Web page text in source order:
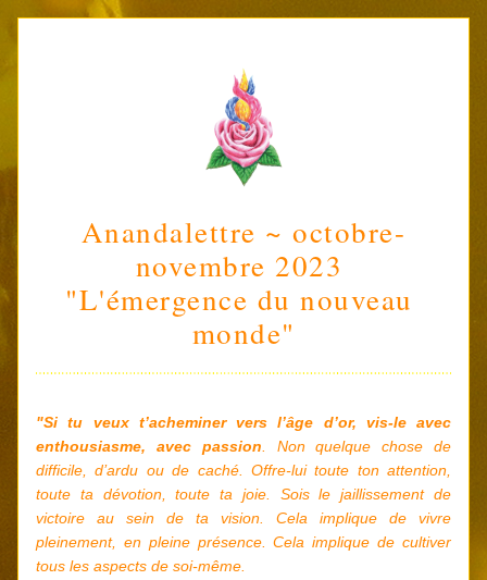
Anandalettre ~ octobre-
novembre 2023
"L'émergence du nouveau
monde"
"Si tu veux t’acheminer vers l’âge d’or, vis-le avec
enthousiasme, avec passion . Non quelque chose de
difficile, d’ardu ou de caché. Offre-lui toute ton attention,
toute ta dévotion, toute ta joie. Sois le jaillissement de
victoire au sein de ta vision. Cela implique de vivre
pleinement, en pleine présence. Cela implique de cultiver
tous les aspects de soi-même.